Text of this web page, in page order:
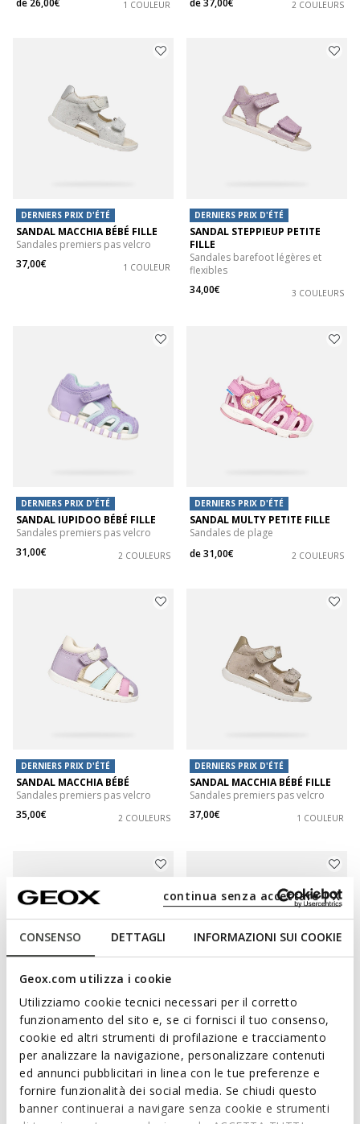
CONSENSO DETTAGLI INFORMAZIONI SUI COOKIE
Geox.com utilizza i cookie
Utilizziamo cookie tecnici necessari per il corretto
funzionamento del sito e, se ci fornisci il tuo consenso,
cookie ed altri strumenti di profilazione e tracciamento
per analizzare la navigazione, personalizzare contenuti
ed annunci pubblicitari in linea con le tue preferenze e
fornire funzionalità dei social media. Se chiudi questo
banner continuerai a navigare senza cookie e strumenti
continua senza accettare | X
de 26,00€ 1 COULEUR
de37,00€ 2 COULEURS
DERNIERS PRIX D'ÉTÉ
SANDAL MACCHIA BÉBÉ FILLE
Sandales premiers pas velcro
37,00€
1 COULEUR
DERNIERS PRIX D'ÉTÉ
SANDAL STEPPIEUP PETITE
FILLE
Sandales barefoot légères et
flexibles
34,00€
3 COULEURS
DERNIERS PRIX D'ÉTÉ
SANDAL IUPIDOO BÉBÉ FILLE
Sandales premiers pas velcro
31,00€
2 COULEURS
DERNIERS PRIX D'ÉTÉ
SANDAL MULTY PETITE FILLE
Sandales de plage
de31,00€ 2 COULEURS
DERNIERS PRIX D'ÉTÉ
SANDAL MACCHIA BÉBÉ
Sandales premiers pas velcro
35,00€
2 COULEURS
DERNIERS PRIX D'ÉTÉ
SANDAL MACCHIA BÉBÉ FILLE
Sandales premiers pas velcro
37,00€
1 COULEUR
SANDAL MACCHIA BÉBÉ FILLE
Sandales premiers pas velcro
37,00€
1 COULEUR
SANDAL IUPIDOO BÉBÉ FILLE
Sandales premiers pas velcro
34,00€
2 COULEURS